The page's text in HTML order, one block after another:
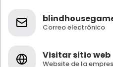
Correo electrónico
Visitar sitio web
Website de la